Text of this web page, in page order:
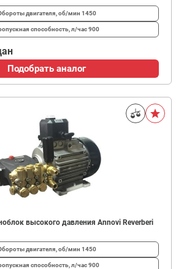
двигателя, об/мин 1450
способность, л/час900
Подобрать аналог
высокого давления Annovi Reverberi
двигателя, об/мин 1450
способность, л/час900